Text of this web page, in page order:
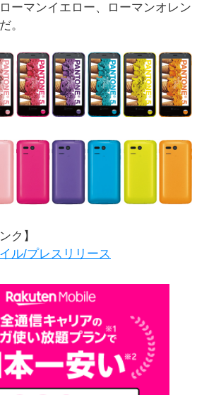
ーマンイエロー、ローマンオレン
。
ク】
ル/プレスリリース